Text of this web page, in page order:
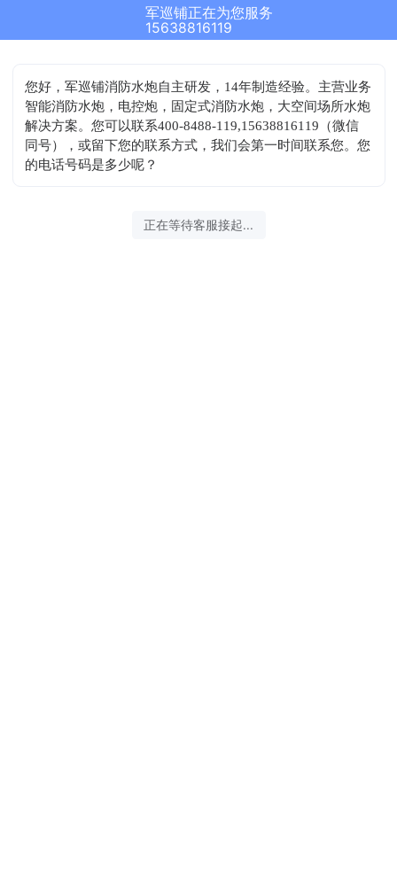
军巡铺正在为您服务
15638816119
您好，军巡铺消防水炮自主研发，14年制造经验。主营业务
智能消防水炮，电控炮，固定式消防水炮，大空间场所水炮
解决方案。您可以联系400-8488-119,15638816119（微信
同号），或留下您的联系方式，我们会第一时间联系您。您
的电话号码是多少呢？
正在等待客服接起...